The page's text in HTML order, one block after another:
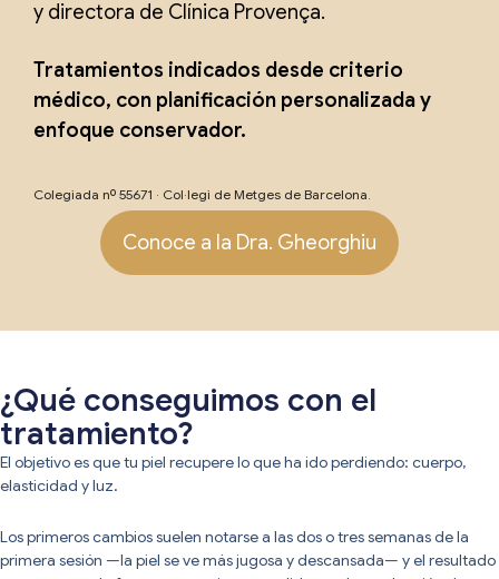
y directora de Clínica Provença.
Tratamientos indicados desde criterio
médico, con planificación personalizada y
enfoque conservador.
Colegiada nº 55671 · Col·legi de Metges de Barcelona.
Conoce a la Dra. Gheorghiu
¿Qué conseguimos con el
tratamiento?
El objetivo es que tu piel recupere lo que ha ido perdiendo: cuerpo,
elasticidad y luz.
Los primeros cambios suelen notarse a las dos o tres semanas de la
primera sesión —la piel se ve más jugosa y descansada— y el resultado